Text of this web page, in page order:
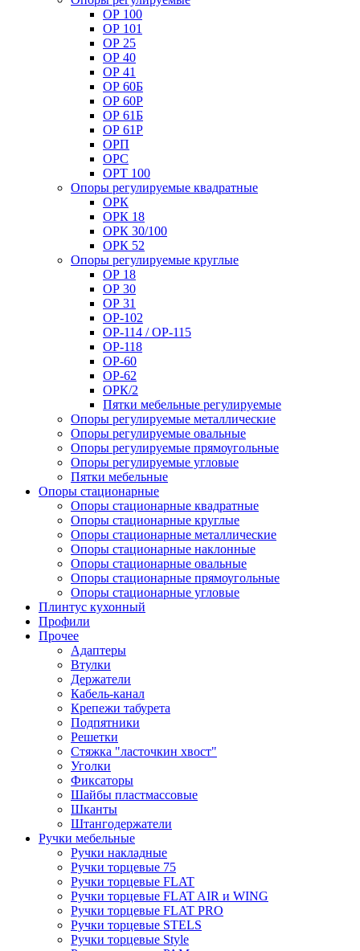
ОР 100
ОР 101
ОР 25
ОР 40
ОР 41
ОР 60Б
ОР 60Р
ОР 61Б
ОР 61Р
ОРП
ОРС
ОРТ 100
Опоры регулируемые квадратные
ОРК
ОРК 18
ОРК 30/100
ОРК 52
Опоры регулируемые круглые
ОР 18
ОР 30
ОР 31
ОР-102
ОР-114 / ОР-115
ОР-118
ОР-60
ОР-62
ОРК/2
Пятки мебельные регулируемые
Опоры регулируемые металлические
Опоры регулируемые овальные
Опоры регулируемые прямоугольные
Опоры регулируемые угловые
Пятки мебельные
Опоры стационарные
Опоры стационарные квадратные
Опоры стационарные круглые
Опоры стационарные металлические
Опоры стационарные наклонные
Опоры стационарные овальные
Опоры стационарные прямоугольные
Опоры стационарные угловые
Плинтус кухонный
Профили
Прочее
Адаптеры
Втулки
Держатели
Кабель-канал
Крепежи табурета
Подпятники
Решетки
Стяжка "ласточкин хвост"
Уголки
Фиксаторы
Шайбы пластмассовые
Шканты
Штангодержатели
Ручки мебельные
Ручки накладные
Ручки торцевые 75
Ручки торцевые FLAT
Ручки торцевые FLAT AIR и WING
Ручки торцевые FLAT PRO
Ручки торцевые STELS
Ручки торцевые Style